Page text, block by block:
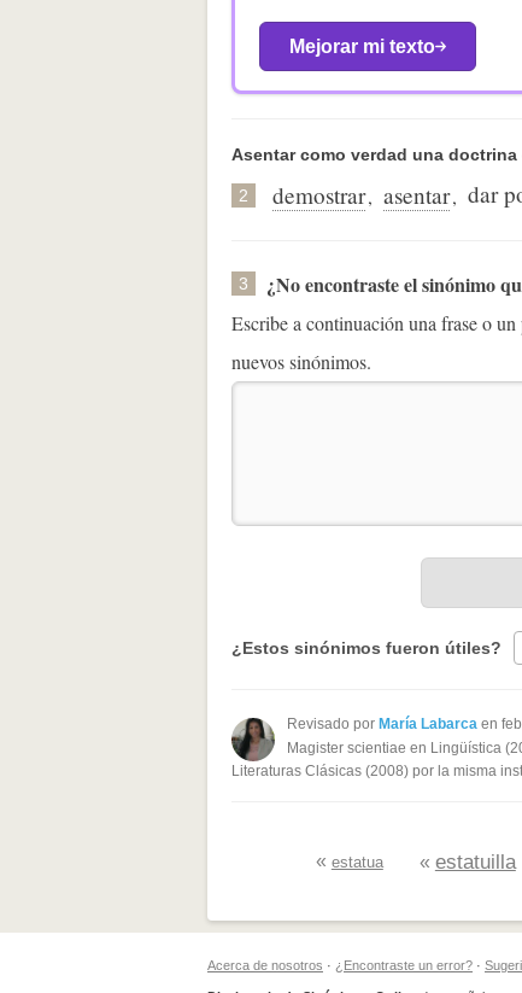
Mejorar mi texto
Asentar como verdad una
2 demostrar, asentar, dar
3 ¿No encontraste el sinónimo
Escribe a continuación una frase o
nuevos sinónimos.
¿Estos sinónimos fueron útiles?
Existen sinónimos incorrectos
Ninguno de los sinónimos
Revisado por María Labarca en
Magister scientiae en Lingüística
Literaturas Clásicas (2008) por la misma
« estatua « estatuilla
Acerca de nosotros · ¿Encontraste un error? ·